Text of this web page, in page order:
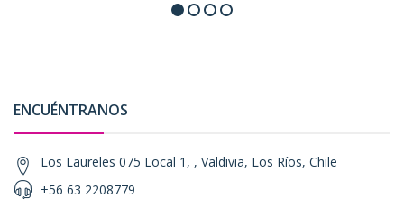
ENCUÉNTRANOS
Los Laureles 075 Local 1, , Valdivia, Los Ríos, Chile
+56 63 2208779